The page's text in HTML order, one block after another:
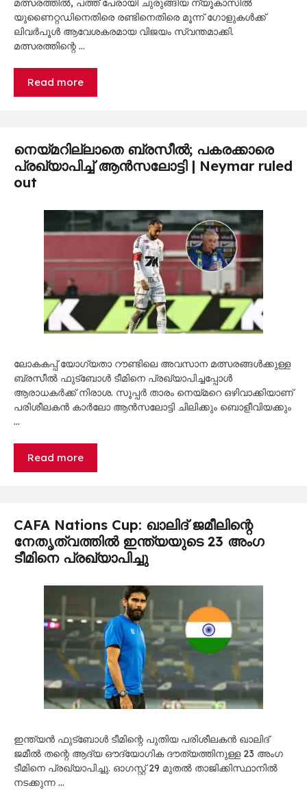
മത്സരത്തിൽ, പത്ത് പേരായി ചുരുങ്ങിയ ന്യൂകാസിൽ
യുണൈറ്റഡിനെതിരെ രണ്ടിനെതിരെ മൂന്ന് ഗോളുകൾക്ക്
ലിവർപൂൾ ആവേശകരമായ വിജയം സ്വന്തമാക്കി.
മത്സരത്തിന്റെ …
Read more
നെയ്മറില്ലാതെ ബ്രസീൽ; പകരക്കാരെ
പ്രഖ്യാപിച്ച് ആൻസലോട്ടി | Neymar ruled
out
ലോകകപ്പ് യോഗ്യതാ റൗണ്ടിലെ അവസാന മത്സരങ്ങൾക്കുള്ള
ബ്രസീൽ ഫുട്ബോൾ ടീമിനെ പ്രഖ്യാപിച്ചപ്പോൾ
ആരാധകർക്ക് നിരാശ. സൂപ്പർ താരം നെയ്മറെ ഒഴിവാക്കിയാണ്
പരിശീലകൻ കാർലോ ആൻസലോട്ടി ചിലിക്കും ബൊളീവിയക്കും
…
Read more
CAFA Nations Cup: ഖാലിദ് ജമീലിന്റെ
നേതൃത്വത്തിൽ ഇന്ത്യയുടെ 23 അംഗ
ടീമിനെ പ്രഖ്യാപിച്ചു
ഇന്ത്യൻ ഫുട്ബോൾ ടീമിന്റെ പുതിയ പരിശീലകൻ ഖാലിദ്
ജമീൽ തന്റെ ആദ്യ ഔദ്യോഗിക ദൗത്യത്തിനുള്ള 23 അംഗ
ടീമിനെ പ്രഖ്യാപിച്ചു. ഓഗസ്റ്റ് 29 മുതൽ താജിക്കിസ്ഥാനിൽ
നടക്കുന്ന …